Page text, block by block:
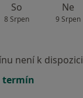
So
8 Srpen
Ne
9 Srpen
není k dispozici
termín